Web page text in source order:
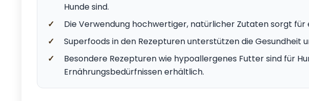
Hunde sind.
✓
Die Verwendung hochwertiger, natürlicher Zutaten sorgt für
✓
Superfoods in den Rezepturen unterstützen die Gesundheit
✓
Besondere Rezepturen wie hypoallergenes Futter sind für
Ernährungsbedürfnissen erhältlich.